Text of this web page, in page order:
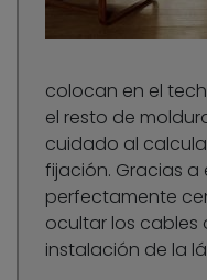
colocan en el
el resto de
cuidado al
fijación. Gracias a
perfectamente
ocultar los cables
instalación de la